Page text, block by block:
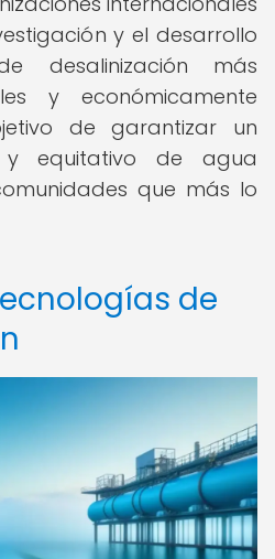
y el desarrollo
desalinización más
y económicamente
de garantizar un
y equitativo de agua
que más lo
de